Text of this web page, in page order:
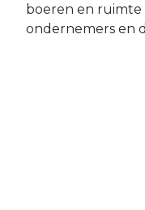
boeren en ruimte
ondernemers en